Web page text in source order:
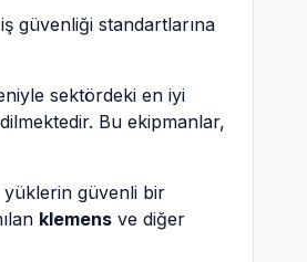
güvenliği standartlarına
sektördeki en iyi
Bu ekipmanlar,
yüklerin güvenli bir
klemens ve diğer